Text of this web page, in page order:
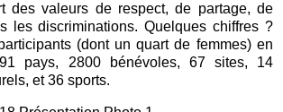
des valeurs de respect, de partage, de
les discriminations. Quelques chiffres ?
(dont un quart de femmes) en
pays, 2800 bénévoles, 67 sites, 14
et 36 sports.